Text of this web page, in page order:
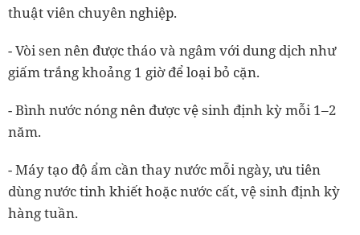
thuật viên chuyên nghiệp.
- Vòi sen nên được tháo và ngâm với dung dịch như
giấm trắng khoảng 1 giờ để loại bỏ cặn.
- Bình nước nóng nên được vệ sinh định kỳ mỗi 1–2
năm.
- Máy tạo độ ẩm cần thay nước mỗi ngày, ưu tiên
dùng nước tinh khiết hoặc nước cất, vệ sinh định kỳ
hàng tuần.